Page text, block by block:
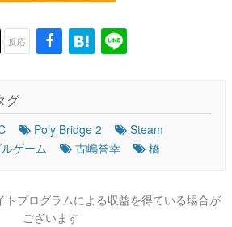
反応
グ
Poly Bridge 2
Steam
ゲーム 古嶋誉幸 橋
トプログラムによる収益を得ている場合が
ございます